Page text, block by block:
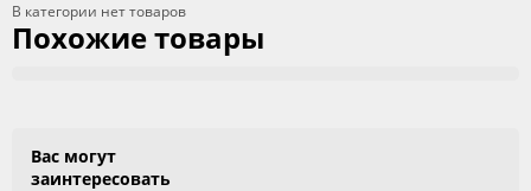
В категории нет товаров
Похожие товары
Вас могут
заинтересовать